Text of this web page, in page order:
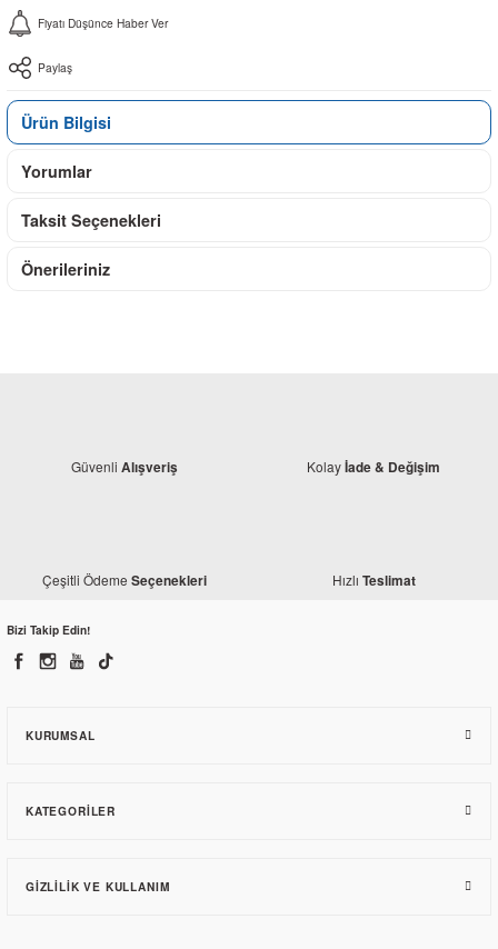
Fiyatı Düşünce Haber Ver
Paylaş
Ürün Bilgisi
Yorumlar
Taksit Seçenekleri
Önerileriniz
Güvenli Alışveriş Kolayİade & Değişim
Çeşitli Ödeme Seçenekleri Hızlı Teslimat
Bizi Takip Edin!
KURUMSAL
KATEGORILER
GIZLILIK VE KULLANIM